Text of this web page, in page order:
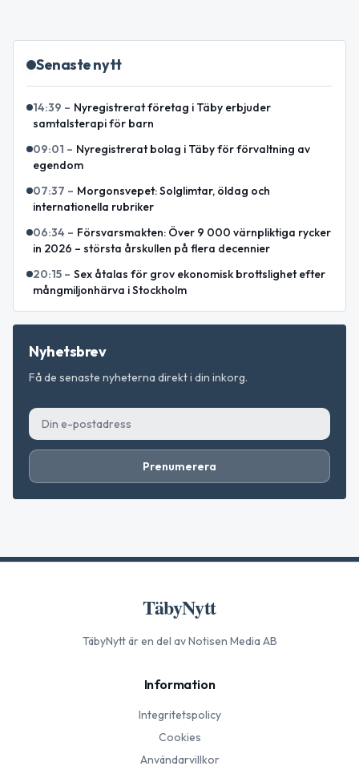
Senaste nytt
14:39 – Nyregistrerat företag i Täby erbjuder
samtalsterapi för barn
09:01 – Nyregistrerat bolag i Täby för förvaltning av
egendom
07:37 – Morgonsvepet: Solglimtar, öldag och
internationella rubriker
06:34 – Försvarsmakten: Över 9 000 värnpliktiga rycker
in 2026 – största årskullen på flera decennier
20:15 – Sex åtalas för grov ekonomisk brottslighet efter
mångmiljonhärva i Stockholm
Nyhetsbrev
Få de senaste nyheterna direkt i din inkorg.
Prenumerera
TäbyNytt
TäbyNyttär en del av Notisen Media AB
Information
Integritetspolicy
Cookies
Användarvillkor